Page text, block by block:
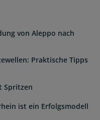
von Aleppo nach
Praktische Tipps
Spritzen
ist ein Erfolgsmodell